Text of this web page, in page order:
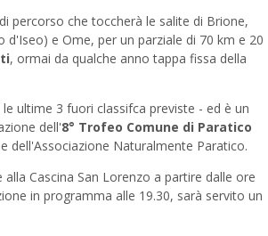
percorso che toccherà le salite di Brione,
d'Iseo) e Ome, per un parziale di 70 km e 20
, ormai da qualche anno tappa fissa della
ultime 3 fuori classifca previste - ed è un
dell'8° Trofeo Comune di Paratico
dell'Associazione Naturalmente Paratico.
Cascina San Lorenzo a partire dalle ore
in programma alle 19.30, sarà servito un